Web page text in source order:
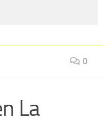
0
La